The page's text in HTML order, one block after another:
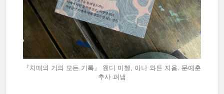
『치매의 거의 모든 기록』 웬디 미첼, 아나 와튼 지음. 문예춘
추사 펴냄